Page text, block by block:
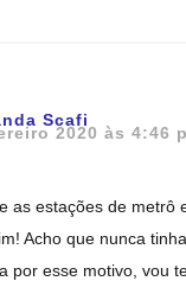
Scafi
2020 às 4:46
as estações de metrô
Acho que nunca
por esse motivo, vou